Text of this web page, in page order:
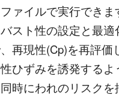
ァイルで実行でき
スト性の設定と最適
再現性(Cp)を再評価
ひずみを誘発するよ
時にわれのリスクを